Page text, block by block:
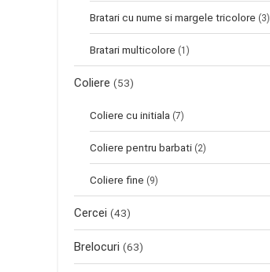
Bratari cu nume si margele tricolore (3)
Bratari multicolore (1)
Coliere (53)
Coliere cu initiala (7)
Coliere pentru barbati (2)
Coliere fine (9)
Cercei (43)
Brelocuri (63)